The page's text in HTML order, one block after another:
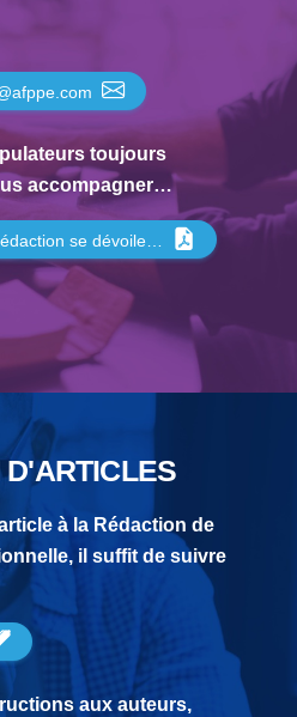
toujours
accompagner…
se dévoile…
à la Rédaction de
il suffit de suivre
aux auteurs,